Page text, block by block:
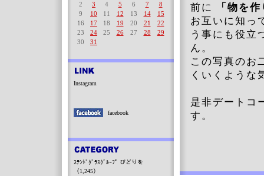
前に
「物を
お互いに知っ
う事にも役立
ん。
この写真のお
くいくような
是非デートコ
す。
2
3 4 5 6 7
8
9
10 11 12 13 14
15
16
17 18 19 20 21
22
23
24 25 26 27 28
29
30
31
Instagram
facebook
ｽﾃﾝﾄﾞｸﾞﾗｽｸﾞﾙｰﾌﾟ びどりを
（1,245）